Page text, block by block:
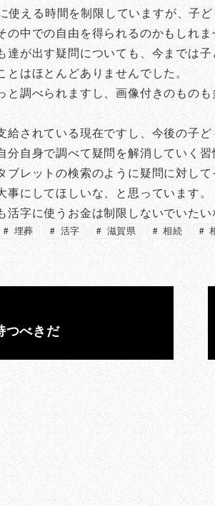
使える時間を制限していますが、子
の中での自由を得られるのかもしれま
達が出す疑問についても、今までは
とはほとんどありませんでした。
と調べられますし、画像付きのもの
給されている現在ですし、今後の子
分自身で調べて疑問を解消していく習
ブレットの検索のように疑問に対し
にしてほしいな、と思っています。
字に使うお金は制限しないでいたい
埋葬 活字 滋賀県 相続
つべきだ